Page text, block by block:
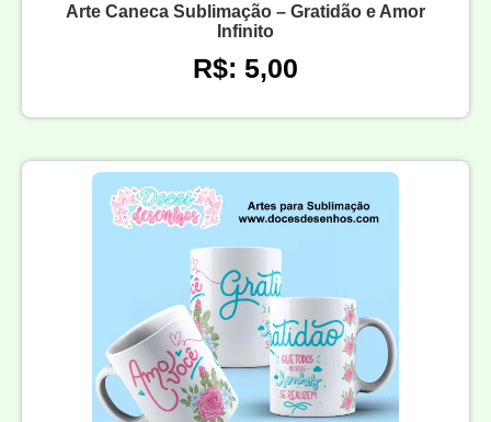
Arte Caneca Sublimação – Gratidão e Amor
Infinito
R$: 5,00